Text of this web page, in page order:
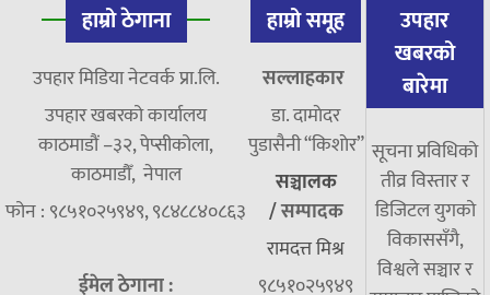
हाम्रो ठेगाना
उपहार मिडिया नेटवर्क प्रा.लि.
उपहार खबरको कार्यालय
काठमाडौं –३२, पेप्सीकोला,
काठमाडौँ, नेपाल
फोन : ९८५१०२५९४९, ९८४८८४०८६३
ईमेल ठेगाना :
हाम्रो समूह
सल्लाहकार
डा. दामाेदर
पुडासैनी “किशाेर”
सञ्चालक
/सम्पादक
रामदत्त मिश्र
९८५१०२५९४९
उपहार
खबरको
बारेमा
सूचना प्रविधिको
तीव्र विस्तार र
डिजिटल युगको
विकाससँगै,
विश्वले सञ्चार र